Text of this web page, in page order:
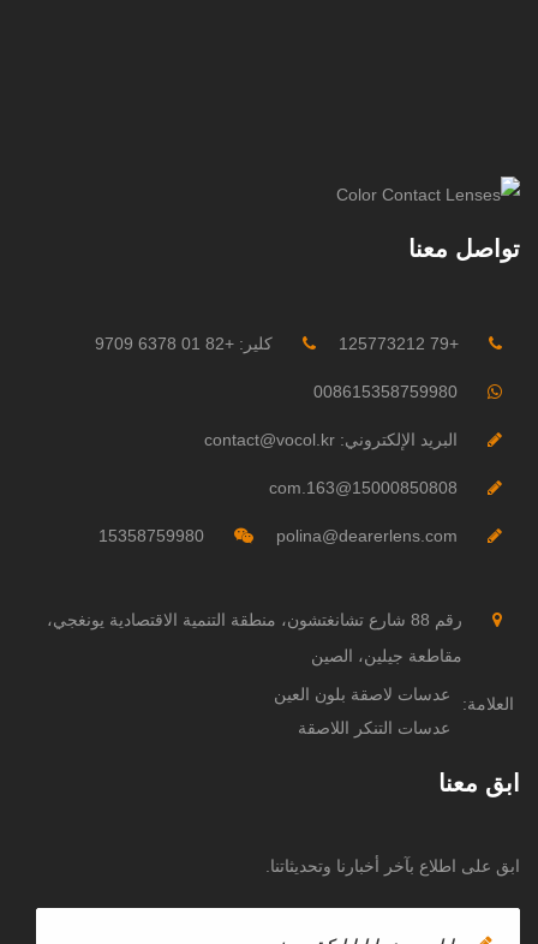
تواصل معنا
+79 125773212 كلير: +82 01 6378 9709
008615358759980
البريد الإلكتروني: contact@vocol.kr
15000850808@163.com
polina@dearerlens.com
15358759980
رقم 88 شارع تشانغتشون، منطقة التنمية الاقتصادية يونغجي،
مقاطعة جيلين، الصين
العلامة:
عدسات لاصقة بلون العين
عدسات التنكر اللاصقة
ابق معنا
ابق على اطلاع بآخر أخبارنا وتحديثاتنا.